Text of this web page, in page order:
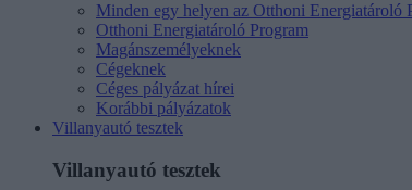
Minden egy helyen az Otthoni Energiatároló
Otthoni Energiatároló Program
Magánszemélyeknek
Cégeknek
Céges pályázat hírei
Korábbi pályázatok
Villanyautó tesztek
Villanyautó tesztek